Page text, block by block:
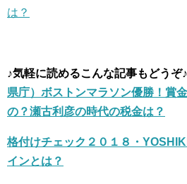
は？
♪気軽に読めるこんな記事もど
県庁）ボストンマラソン優勝！賞
の？瀬古利彦の時代の税金は？
格付けチェック２０１８・
インとは？